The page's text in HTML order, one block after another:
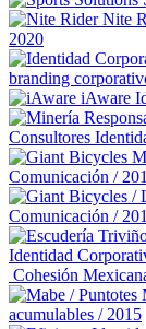
Nite
2020
branding
iAware
Consultores
Comunicación /
Comunicación /
Identidad
Cohesión
acumulables / 2015